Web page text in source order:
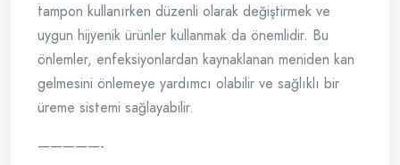
tampon kullanırken düzenli olarak değiştirmek ve
uygun hijyenik ürünler kullanmak da önemlidir. Bu
önlemler, enfeksiyonlardan kaynaklanan meniden kan
gelmesini önlemeye yardımcı olabilir ve sağlıklı bir
üreme sistemi sağlayabilir.
—————-